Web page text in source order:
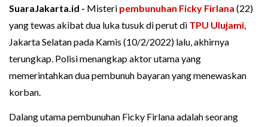
SuaraJakarta.id - Misteri pembunuhan Ficky Firlana (22)
yang tewas akibat dua luka tusuk di perut di TPU Ulujami,
Jakarta Selatan pada Kamis (10/2/2022) lalu, akhirnya
terungkap. Polisi menangkap aktor utama yang
memerintahkan dua pembunuh bayaran yang menewaskan
korban.
Dalang utama pembunuhan Ficky Firlana adalah seorang